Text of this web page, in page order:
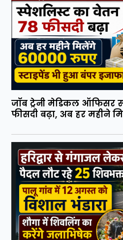
जॉब ट्रेनी मेडिकल ऑफिसर
फीसदी बढ़ा, अब हर महीने